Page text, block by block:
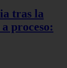
tras la
proceso: